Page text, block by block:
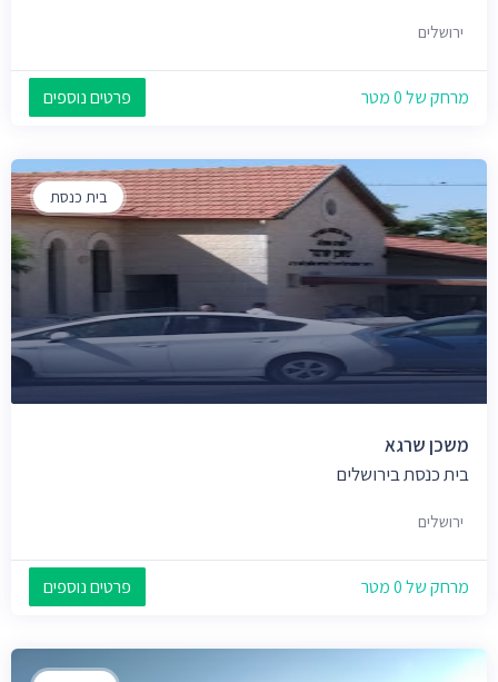
ירושלים
מרחק של 0 מטר פרטים נוספים
בית כנסת
משכן שרגא
בית כנסת בירושלים
ירושלים
מרחק של 0 מטר פרטים נוספים